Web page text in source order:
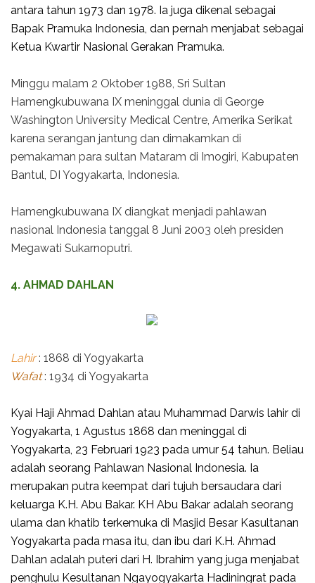
antara tahun 1973 dan 1978. Ia juga dikenal sebagai
Bapak Pramuka Indonesia, dan pernah menjabat sebagai
Ketua Kwartir Nasional Gerakan Pramuka.
Minggu malam 2 Oktober 1988, Sri Sultan
Hamengkubuwana IX meninggal dunia di George
Washington University Medical Centre, Amerika Serikat
karena serangan jantung dan dimakamkan di
pemakaman para sultan Mataram di Imogiri, Kabupaten
Bantul, DI Yogyakarta, Indonesia.
Hamengkubuwana IX diangkat menjadi pahlawan
nasional Indonesia tanggal 8 Juni 2003 oleh presiden
Megawati Sukarnoputri.
4. AHMAD DAHLAN
Lahir: 1868 di Yogyakarta
Wafat: 1934 di Yogyakarta
Kyai Haji Ahmad Dahlan atau Muhammad Darwis lahir di
Yogyakarta, 1 Agustus 1868 dan meninggal di
Yogyakarta, 23 Februari 1923 pada umur 54 tahun. Beliau
adalah seorang Pahlawan Nasional Indonesia. Ia
merupakan putra keempat dari tujuh bersaudara dari
keluarga K.H. Abu Bakar. KH Abu Bakar adalah seorang
ulama dan khatib terkemuka di Masjid Besar Kasultanan
Yogyakarta pada masa itu, dan ibu dari K.H. Ahmad
Dahlan adalah puteri dari H. Ibrahim yang juga menjabat
penghulu Kesultanan Ngayogyakarta Hadiningrat pada